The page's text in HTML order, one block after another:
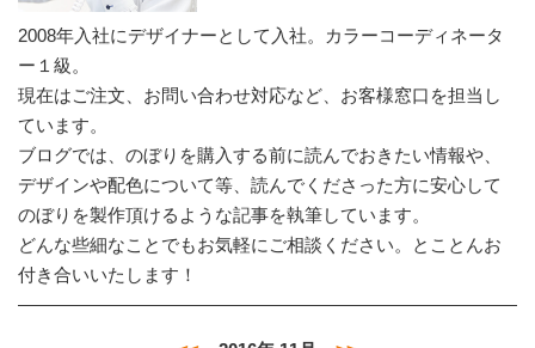
2008年入社にデザイナーとして入社。カラーコーディネータ
ー１級。
現在はご注文、お問い合わせ対応など、お客様窓口を担当し
ています。
ブログでは、のぼりを購入する前に読んでおきたい情報や、
デザインや配色について等、読んでくださった方に安心して
のぼりを製作頂けるような記事を執筆しています。
どんな些細なことでもお気軽にご相談ください。とことんお
付き合いいたします！